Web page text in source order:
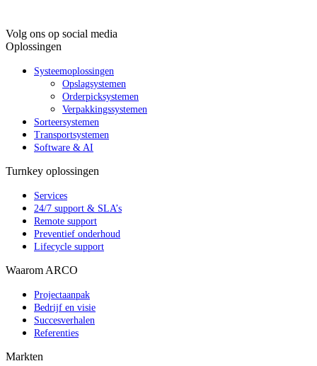
Volg ons op social media
Oplossingen
Systeemoplossingen
Opslagsystemen
Orderpicksystemen
Verpakkingssystemen
Sorteersystemen
Transportsystemen
Software & AI
Turnkey oplossingen
Services
24/7 support & SLA’s
Remote support
Preventief onderhoud
Lifecycle support
Waarom ARCO
Projectaanpak
Bedrijf en visie
Succesverhalen
Referenties
Markten